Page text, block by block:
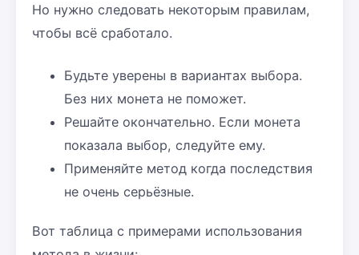
Но нужно следовать некоторым правилам,
чтобы всё сработало.
Будьте уверены в вариантах выбора.
Без них монета не поможет.
Решайте окончательно. Если монета
показала выбор, следуйте ему.
Применяйте метод когда последствия
не очень серьёзные.
Вот таблица с примерами использования